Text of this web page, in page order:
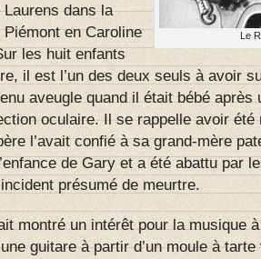
Le
Laurens dans la
Piémont en Caroline
les huit enfants
il est l’un des deux seuls à avoir
aveugle quand il était bébé après
oculaire. Il se rappelle avoir
l’avait confié à sa grand-mère
de Gary et a été abattu par
présumé de meurtre.
montré un intérêt pour la musique
guitare à partir d’un moule à